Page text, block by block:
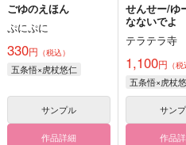
ごゆのえほん
ぷにぷに
330円 （税込）
五条悟×虎杖悠仁
サンプル
作品詳細
せんせー/
なないでよ
テラテラ寺
1,100円 （税
五条悟×虎杖
サン
作品